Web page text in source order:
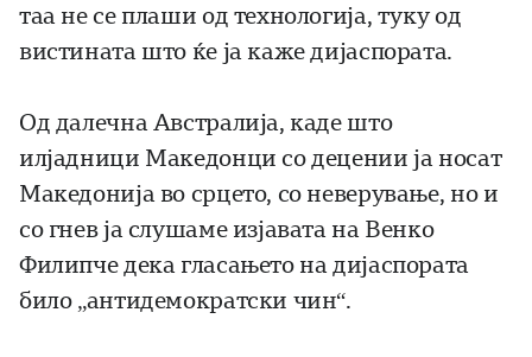
таа не се плаши од технологија, туку од
вистината што ќе ја каже дијаспората.
Од далечна Австралија, каде што
илјадници Македонци со децении ја носат
Македонија во срцето, со неверување, но и
со гнев ја слушаме изјавата на Венко
Филипче дека гласањето на дијаспората
било „антидемократски чин“.